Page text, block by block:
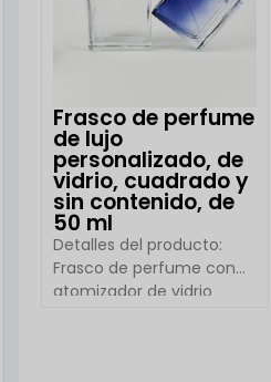
Frasco de perfume
de lujo
personalizado, de
vidrio, cuadrado y
sin contenido, de
50 ml
Detalles del producto:
Frasco de perfume con
atomizador de vidrio